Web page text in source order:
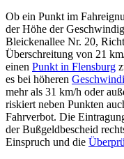
Ob ein Punkt im
der Höhe der
Bleickenallee Nr. 20,
Überschreitung von 21
einen Punkt in Flensburg
es bei höheren
mehr als 31 km/h oder
riskiert neben Punkten
Fahrverbot. Die
der Bußgeldbescheid
Einspruch und die